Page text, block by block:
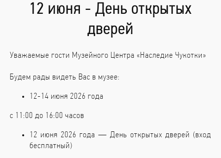
12 июня - День открытых
дверей
Уважаемые гости Музейного Центра «Наследие Чукотки»
Будем рады видеть Вас в музее:
12-14 июня 2026 года
с 11:00 до 16:00 часов
12 июня 2026 года — День открытых дверей (вход
бесплатный)